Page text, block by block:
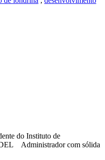
do Instituto de
Administrador com sólida